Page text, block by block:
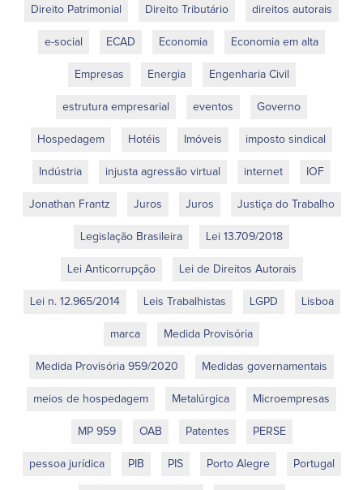
Direito Patrimonial Direito Tributário direitos autorais
e-social ECAD Economia Economia em alta
Empresas Energia Engenharia Civil
estrutura empresarial eventos Governo
Hospedagem Hotéis Imóveis imposto sindical
Indústria injusta agressão virtual internet IOF
Jonathan Frantz Juros Juros Justiça do Trabalho
Legislação Brasileira Lei 13.709/2018
Lei Anticorrupção Lei de Direitos Autorais
Lei n. 12.965/2014 Leis Trabalhistas LGPD Lisboa
marca Medida Provisória
Medida Provisória 959/2020 Medidas governamentais
meios de hospedagem Metalúrgica Microempresas
MP 959 OAB Patentes PERSE
pessoa jurídica PIB PIS Porto Alegre Portugal